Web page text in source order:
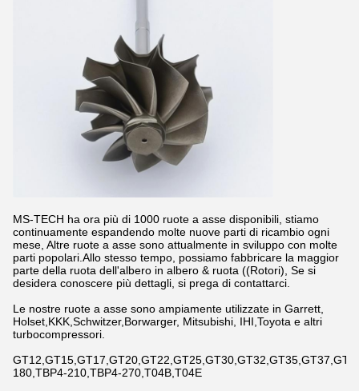
MS-TECH ha ora più di 1000 ruote a asse disponibili, stiamo
continuamente espandendo molte nuove parti di ricambio ogni
mese, Altre ruote a asse sono attualmente in sviluppo con molte
parti popolari.Allo stesso tempo, possiamo fabbricare la maggior
parte della ruota dell'albero in albero & ruota ((Rotori), Se si
desidera conoscere più dettagli, si prega di contattarci.
Le nostre ruote a asse sono ampiamente utilizzate in Garrett,
Holset,KKK,Schwitzer,Borwarger, Mitsubishi, IHI,Toyota e altri
turbocompressori.
180,TBP4-210,TBP4-270,T04B,T04E